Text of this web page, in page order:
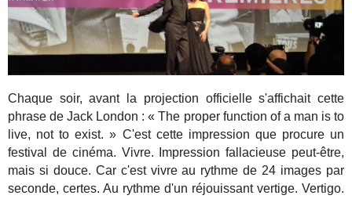
Chaque soir, avant la projection officielle s'affichait cette
phrase de Jack London : « The proper function of a man is to
live, not to exist. » C'est cette impression que procure un
festival de cinéma. Vivre. Impression fallacieuse peut-être,
mais si douce. Car c'est vivre au rythme de 24 images par
seconde, certes. Au rythme d'un réjouissant vertige. Vertigo.